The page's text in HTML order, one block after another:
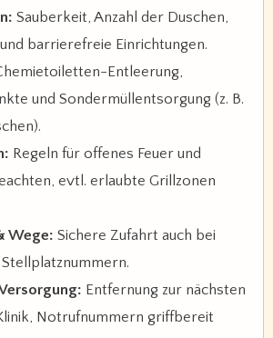
Sauberkeit, Anzahl der Duschen,
barrierefreie Einrichtungen.
Entleerung,
und Sondermüllentsorgung (z. B.
Regeln für offenes Feuer und
evtl. erlaubte Grillzonen
Wege: Sichere Zufahrt auch bei
Entfernung zur nächsten
Notrufnummern griffbereit